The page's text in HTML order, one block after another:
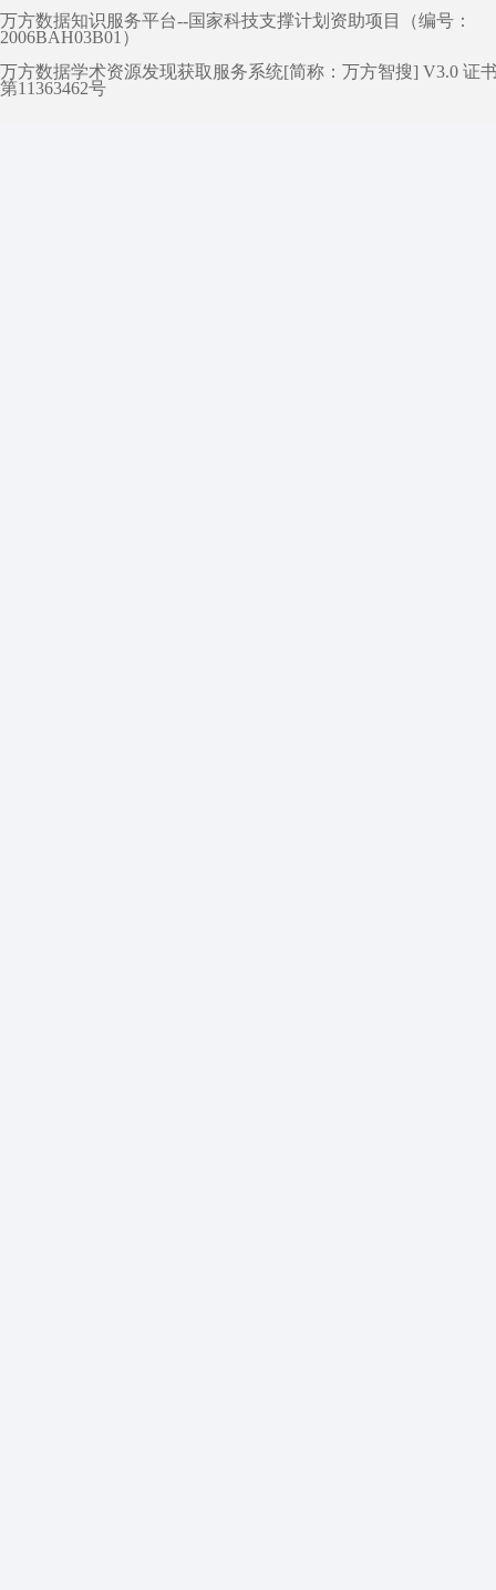
万方数据知识服务平台--国家科技支撑计划资助项目（编号：
2006BAH03B01）
万方数据学术资源发现获取服务系统[简称：万方智搜] V3.0 证
第11363462号